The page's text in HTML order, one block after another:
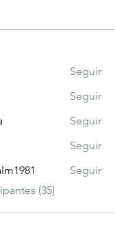
Seguir
Seguir
Seguir
Seguir
Seguir
(35)